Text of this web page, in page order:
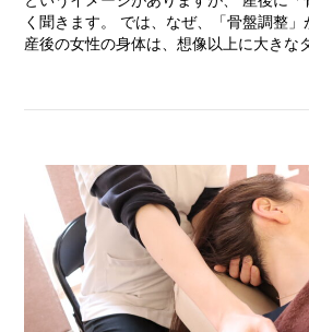
く聞きます。 では、なぜ、「骨盤調整
産後の女性の身体は、想像以上に大きな